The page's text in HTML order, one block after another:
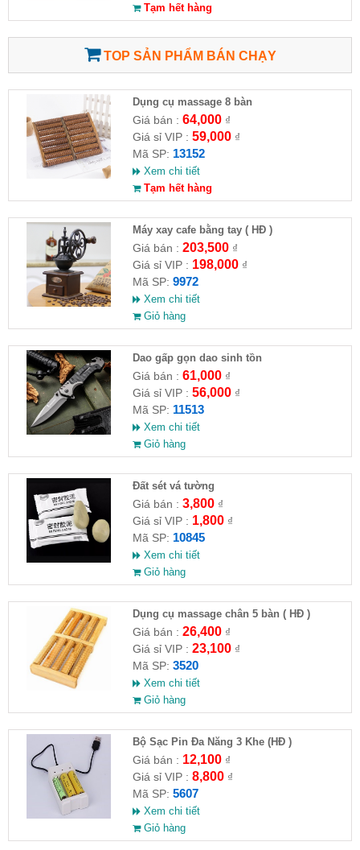
Tạm hết hàng
TOP SẢN PHẨM BÁN CHẠY
Dụng cụ massage 8 bàn
Giá bán : 64,000₫
Giá sỉ VIP : 59,000₫
Mã SP: 13152
Xem chi tiết
Tạm hết hàng
Máy xay cafe bằng tay ( HĐ )
Giá bán : 203,500₫
Giá sỉ VIP : 198,000₫
Mã SP: 9972
Xem chi tiết
Giỏ hàng
Dao gấp gọn dao sinh tồn
Giá bán : 61,000₫
Giá sỉ VIP : 56,000₫
Mã SP: 11513
Xem chi tiết
Giỏ hàng
Đất sét vá tường
Giá bán : 3,800₫
Giá sỉ VIP : 1,800₫
Mã SP: 10845
Xem chi tiết
Giỏ hàng
Dụng cụ massage chân 5 bàn ( HĐ )
Giá bán : 26,400₫
Giá sỉ VIP : 23,100₫
Mã SP: 3520
Xem chi tiết
Giỏ hàng
Bộ Sạc Pin Đa Năng 3 Khe (HĐ )
Giá bán : 12,100₫
Giá sỉ VIP : 8,800₫
Mã SP: 5607
Xem chi tiết
Giỏ hàng